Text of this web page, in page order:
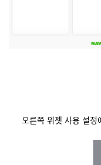
오른쪽 위젯 사용 설정